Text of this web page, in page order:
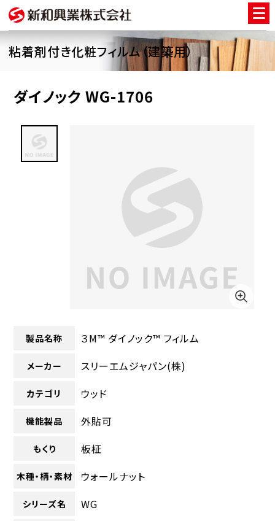
粘着剤付き化粧フィルム（建築用）
ダイノック WG-1706
製品名称 ３M™ ダイノック™ フィルム
メーカー スリーエムジャパン(株)
カテゴリ ウッド
機能製品 外貼可
もくり 板柾
木種・柄・素材 ウォールナット
シリーズ名 WG